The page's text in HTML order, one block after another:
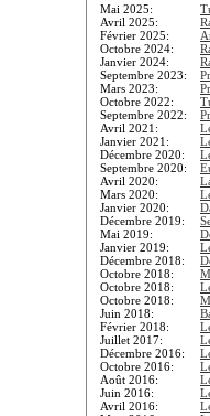
Mai 2025:
Avril 2025:
Février 2025:
Octobre 2024:
Janvier 2024:
Septembre 2023:
Mars 2023:
Octobre 2022:
Septembre 2022:
Avril 2021:
Janvier 2021:
Décembre 2020:
Septembre 2020:
Avril 2020:
Mars 2020:
Janvier 2020:
Décembre 2019:
Mai 2019:
Janvier 2019:
Décembre 2018:
Octobre 2018:
Octobre 2018:
Octobre 2018:
Juin 2018:
Février 2018:
Juillet 2017:
Décembre 2016:
Octobre 2016:
Août 2016:
Juin 2016:
Avril 2016: